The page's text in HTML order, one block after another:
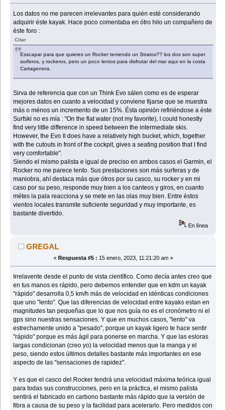
Los datos no me parecen irrelevantes para quién esté considerando
adquirir éste kayak. Hace poco comentaba en ótro hilo un compañero de
éste foro :
Citar
Esscapar para que quieres un Rocker teniendo un Stratos?? los dos son super
surferos, y rockeros, pero un poco lentos para disfrutar del mar aqui en la costa
Cartagenera.
Sirva de referencia que con un Think Evo sálen como es de esperar
mejores datos en cuanto a velocidad y conviene fijarse que se muestra
más o ménos un incremento de un 15%. Ésta opinión refiriéndose a éste
Surfski no es mía : "On the flat water (not my favorite), I could honestly
find very little difference in speed between the intermediate skis.
However, the Evo II does have a relatively high bucket, which, together
with the cutouts in front of the cockpit, gives a seating position that I find
very comfortable".
Siendo el mismo palista e igual de preciso en ambos casos el Garmin, el
Rocker no me parece lento. Sus prestaciones son más surferas y de
maniobra, ahí destaca más que ótros por su casco, su rocker y en mi
caso por su peso, responde muy bien a los canteos y giros, en cuanto
métes la pala reacciona y se mete en las olas muy bien. Entre éstos
vientos locales transmite suficiente seguridad y muy importante, es
bastante divertido.
En línea
GREGAL
« Respuesta #5 : 15 enero, 2023, 11:21:20 am »
Irrelavente desde el punto de vista científico. Como decía antes creo que
en tus manos es rápido, pero debemos entender que en kdm un kayak
"rápido" desarrolla 0,5 km/h más de velocidad en idénticas condiciones
que uno "lento". Que las diferencias de velocidad entre kayaks estan en
magnitudes tan pequeñas que lo que nos guía no es el cronómetro ni el
gps sino nuestras sensaciones. Y que en muchos casos, "lento" va
estrechamente unido a "pesado", porque un kayak ligero te hace sentir
"rápido" porque es más ágil para ponerse en marcha. Y que las esloras
largas condicionan (creo yo) la velocidad menos que la manga y el
peso, siendo estos últimos detalles bastante más importantes en ese
aspecto de las "sensaciones de rapidez".
Y es que el casco del Rocker tendrá una velocidad máxima teórica igual
para todas sus construcciones, pero en la práctica, el mismo palista
sentirá el fabricado en carbono bastante más rápido que la versión de
fibra a causa de su peso y la facilidad para acelerarlo. Pero medidos con